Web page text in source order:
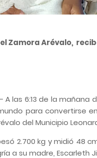
Zamora Arévalo,
A las 6:13 de la mañana
para convertirse
del Municipio
2.700 kg y midió 48
a su madre, Escarleth